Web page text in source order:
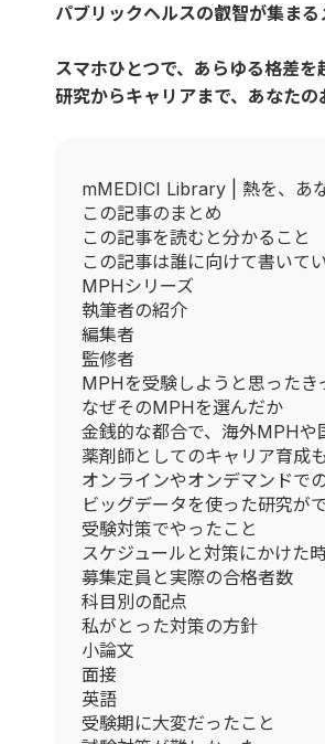
パブリックヘルスの叡智が集まる
スマホひとつで、あらゆる格差を
研究からキャリアまで、あなたの
mMEDICI Library | 熱を、あ
この記事のまとめ
この記事を読むと分かること
この記事は誰に向けて書いて
MPHシリーズ
執筆者の紹介
編集者
監修者
MPHを受験しようと思ったき
なぜそのMPHを選んだか
金銭的な都合で、海外MPH
薬剤師としてのキャリア育成
オンラインやオンデマンドで
ビッグデータを使った研究が
受験対策でやったこと
スケジュールと対策にかけた
募集定員と実際の合格者数
科目別の配点
私がとった対策の方針
小論文
面接
英語
受験期に大変だったこと